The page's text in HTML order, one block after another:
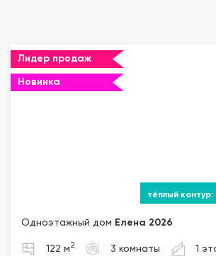
Лидер продаж
Новинка
Одноэтажный дом Елена 2026
122 м 2 3 комнаты 1